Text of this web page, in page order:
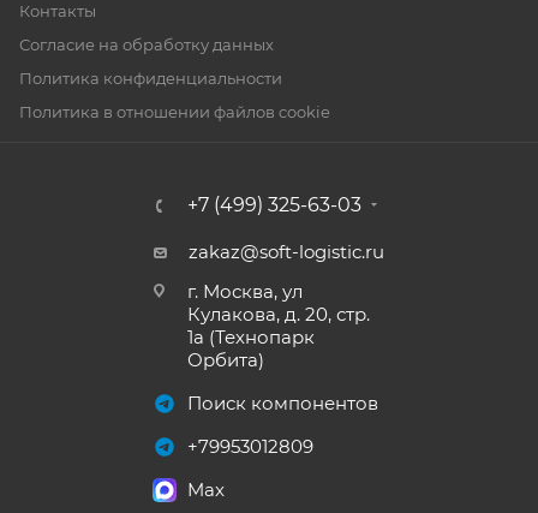
Контакты
Согласие на обработку данных
Политика конфиденциальности
Политика в отношении файлов cookie
+7 (499) 325-63-03
zakaz@soft-logistic.ru
г. Москва, ул
Кулакова, д. 20, стр.
1а (Технопарк
Орбита)
Поиск компонентов
+79953012809
Max